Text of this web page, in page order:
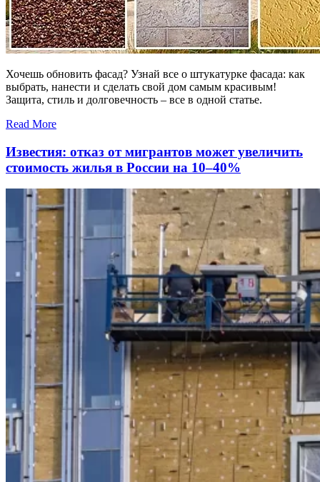
Хочешь обновить фасад? Узнай все о штукатурке фасада: как
выбрать, нанести и сделать свой дом самым красивым!
Защита, стиль и долговечность – все в одной статье.
Read More
Известия: отказ от мигрантов может увеличить
стоимость жилья в России на 10–40%